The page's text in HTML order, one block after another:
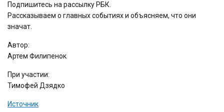
Подпишитесь на рассылку РБК.
Рассказываем о главных событиях и объясняем, что они
значат.
Автор:
Артем Филипенок
При участии:
Тимофей Дзядко
Источник